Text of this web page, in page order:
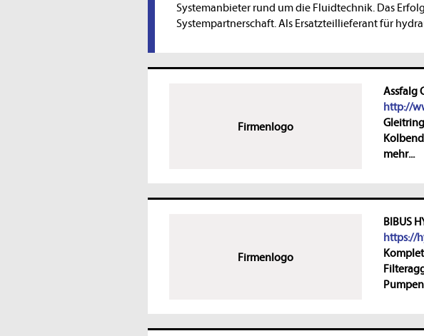
Systemanbieter rund um die Fluidtechnik. Das
Systempartnerschaft. Als Ersatzteillieferant für
Firmenlogo
Assfalg
http://
mehr...
Firmenlogo
BIBUS
https://